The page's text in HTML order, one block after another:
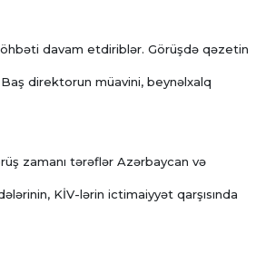
davam etdiriblər. Görüşdə qəzetin
direktorun müavini, beynəlxalq
zamanı tərəflər Azərbaycan və
KİV-lərin ictimaiyyət qarşısında